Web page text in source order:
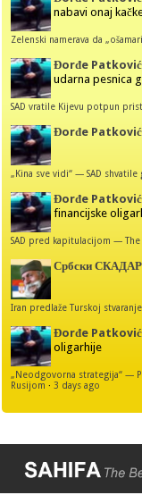
nabavi onaj
Zelenski namerava da
Đorđe Patković
udarna pesnica
SAD vratile Kijevu potpun
Đorđe Patković
„Kina sve vidi“ — SAD
Đorđe Patković
financijske
SAD pred kapitulacijom — The
Србски СКАДАР
Iran predlaže Turskoj
Đorđe Patković
oligarhije
„Neodgovorna strategija“ —
Rusijom ·3 days ago